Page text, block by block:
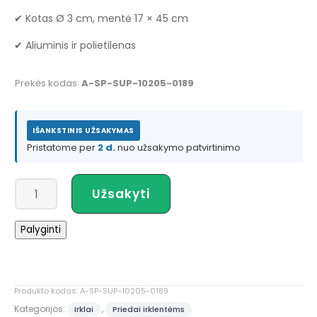
✔ Kotas Ø 3 cm, mentė 17 × 45 cm
✔ Aliuminis ir polietilenas
Prekės kodas: A-SP-SUP-10205-0189
IŠANKSTINIS UŽSAKYMAS
Pristatome per 2 d.nuo užsakymo patvirtinimo
kiekis:
Irklas
irklentei
210
Užsakyti
Palyginti
Produkto kodas:A-SP-SUP-10205-0189
Kategorijos: Irklai , Priedai irklentėms